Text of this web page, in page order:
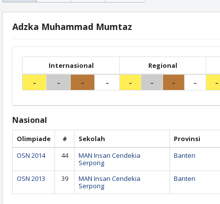
Adzka Muhammad Mumtaz
Internasional Regional
- - - - - - - - -
Nasional
Olimpiade # Sekolah
Provinsi
OSN 2014
44
MAN Insan Cendekia
Serpong
Banten
OSN 2013 39
MAN Insan Cendekia
Serpong
Banten